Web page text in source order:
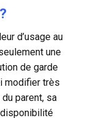
d’usage au
une
de garde
modifier très
parent, sa